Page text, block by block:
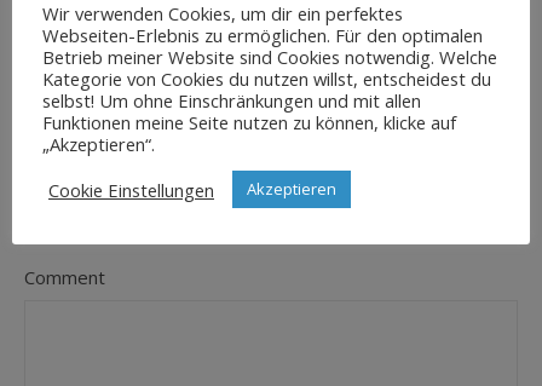
E-Mail-Adresse*
Comment
Wir verwenden Cookies, um dir ein perfektes
Webseiten-Erlebnis zu ermöglichen. Für den optimalen
Betrieb meiner Website sind Cookies notwendig. Welche
Kategorie von Cookies du nutzen willst, entscheidest du
selbst! Um ohne Einschränkungen und mit allen
Funktionen meine Seite nutzen zu können, klicke auf
„Akzeptieren“.
Cookie Einstellungen
Akzeptieren